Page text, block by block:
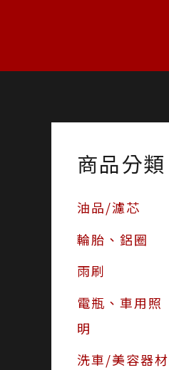
商品分類
油品/濾芯
輪胎、鋁圈
雨刷
電瓶、車用照
明
洗車/美容器材